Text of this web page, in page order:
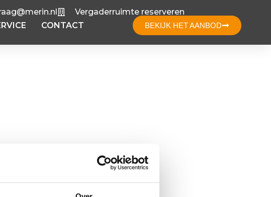
Vergaderruimte reserveren
CONTACT BEKIJK HET AANBOD